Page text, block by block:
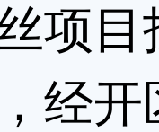
项
经